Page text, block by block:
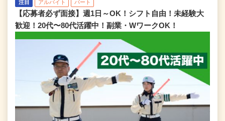
注目 アルバイト パート
【応募者必ず面接】週1日～OK！シフト自由！未経験大
歓迎！20代〜80代活躍中！副業・WワークOK！